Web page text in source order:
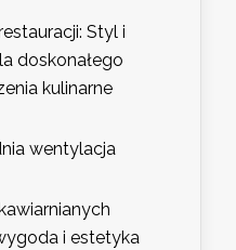
Styl i
doskonałego
kulinarne
wentylacja
i estetyka